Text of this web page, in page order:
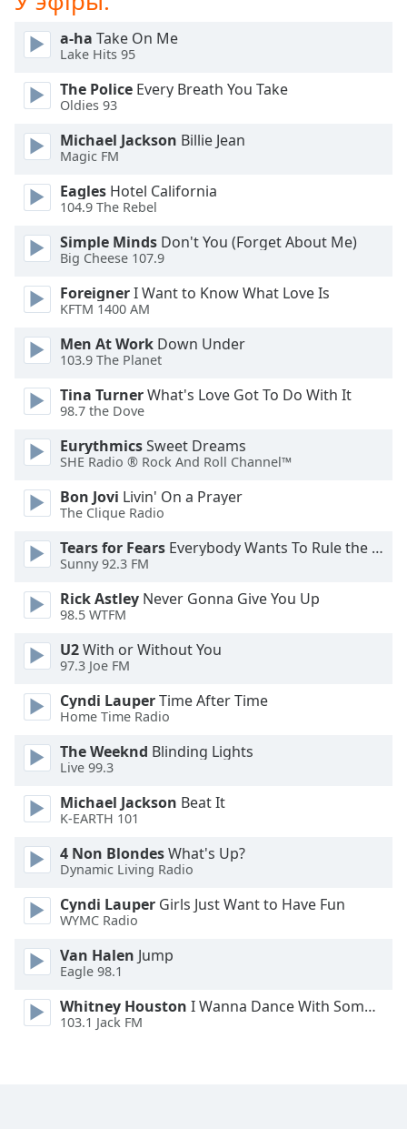
dialog
window.
Escape
close
window.
Color
Opacity
Text
Background
Color
Opacity
Caption
Background
Size
Edge
Style
Font
Family
Reset
Close
Modal
a-ha Take On Me
Lake Hits 95
The Police Every Breath You Take
Oldies 93
Michael Jackson Billie Jean
Magic FM
Eagles Hotel California
104.9 The Rebel
Simple Minds Don't You (Forget About Me)
Big Cheese 107.9
ForeignerI Want to Know What Love Is
KFTM 1400 AM
Men At Work Down Under
103.9 The Planet
Tina TurnerWhat's Love Got To Do With It
98.7 the Dove
EurythmicsSweet Dreams
SHE Radio ® Rock And Roll Channel™
Bon Jovi Livin' On a Prayer
The Clique Radio
Tears for Fears Everybody Wants To Rule the World
Sunny 92.3 FM
Rick Astley Never Gonna Give You Up
98.5 WTFM
U2With or Without You
97.3 Joe FM
Cyndi LauperTime After Time
Home Time Radio
The Weeknd Blinding Lights
Live 99.3
Michael Jackson Beat It
K-EARTH 101
4 Non BlondesWhat's Up?
Dynamic Living Radio
Cyndi Lauper Girls Just Want to Have Fun
WYMC Radio
Van Halen Jump
Eagle 98.1
Whitney Houston I Wanna Dance With Somebody
103.1 Jack FM